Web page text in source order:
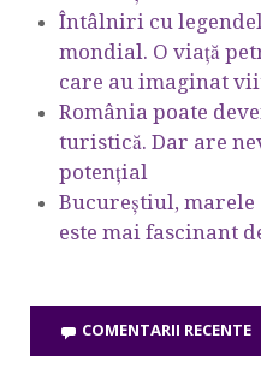
Întâlniri cu
mondial. O viață
care au imaginat
România poate
turistică. Dar are
potențial
Bucureștiul, marele
este mai fascinant
COMENTARII RECENTE